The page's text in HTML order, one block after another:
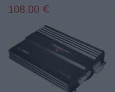
108.00 €